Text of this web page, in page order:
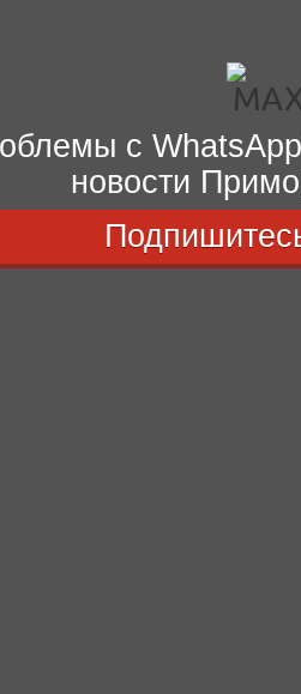
с
новости